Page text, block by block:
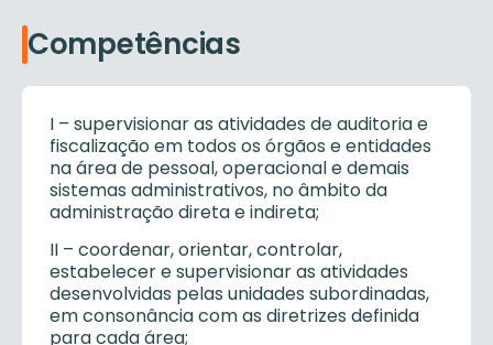
Competências
I – supervisionar as atividades de auditoria e
fiscalização em todos os órgãos e entidades
na área de pessoal, operacional e demais
sistemas administrativos, no âmbito da
administração direta e indireta;
II – coordenar, orientar, controlar,
estabelecer e supervisionar as atividades
desenvolvidas pelas unidades subordinadas,
em consonância com as diretrizes definida
para cada área;